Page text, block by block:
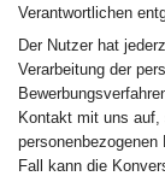
Verantwortlichen
Der Nutzer hat
Verarbeitung der
Kontakt mit uns auf,
Fall kann die